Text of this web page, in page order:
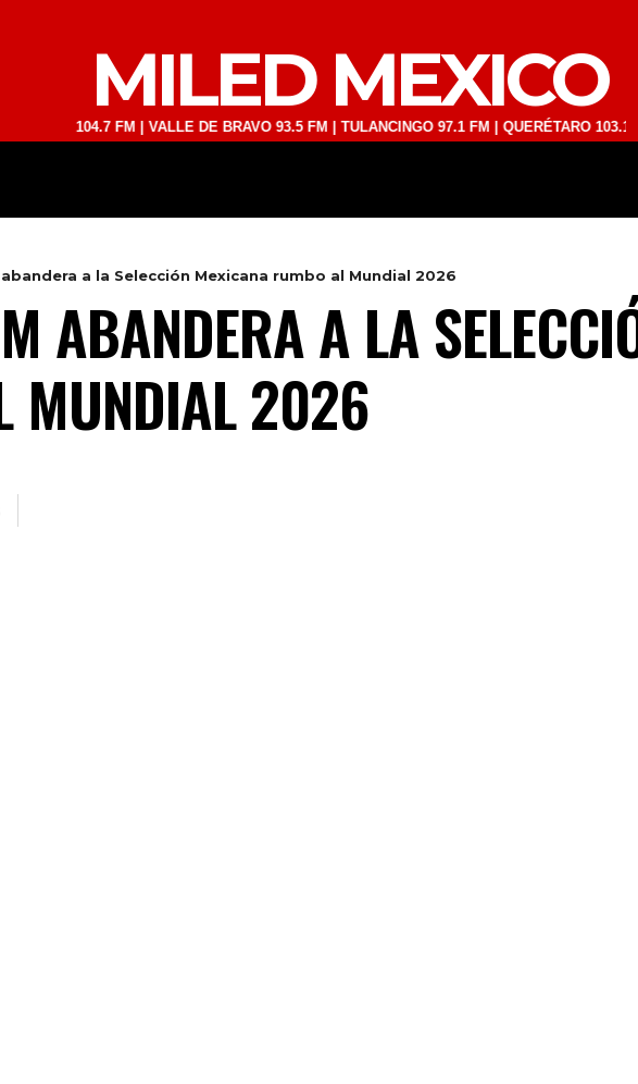
MILED MEXICO
104.7 FM | VALLE DE BRAVO 93.5 FM | TULANCINGO 97.1 FM | QUERÉTARO 103.1 FM |
a la Selección Mexicana rumbo al Mundial 2026
ABANDERA A LA
MUNDIAL 2026